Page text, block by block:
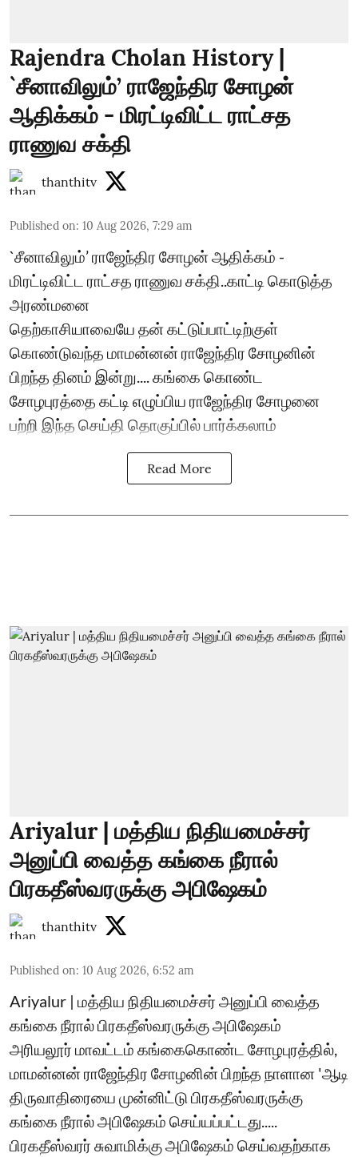
Rajendra Cholan History |
`சீனாவிலும்’ ராஜேந்திர சோழன்
ஆதிக்கம் - மிரட்டிவிட்ட ராட்சத
ராணுவ சக்தி
thanthitv
Published on: 10 Aug 2026, 7:29 am
`சீனாவிலும்’ ராஜேந்திர சோழன் ஆதிக்கம் -
மிரட்டிவிட்ட ராட்சத ராணுவ சக்தி..காட்டி கொடுத்த
அரண்மனை
தெற்காசியாவையே தன் கட்டுப்பாட்டிற்குள்
கொண்டுவந்த மாமன்னன் ராஜேந்திர சோழனின்
பிறந்த தினம் இன்று.... கங்கை கொண்ட
சோழபுரத்தை கட்டி எழுப்பிய ராஜேந்திர சோழனை
பற்றி இந்த செய்தி தொகுப்பில் பார்க்கலாம்
Read More
Ariyalur | மத்திய நிதியமைச்சர்
அனுப்பி வைத்த கங்கை நீரால்
பிரகதீஸ்வரருக்கு அபிஷேகம்
thanthitv
Published on: 10 Aug 2026, 6:52 am
Ariyalur | மத்திய நிதியமைச்சர் அனுப்பி வைத்த
கங்கை நீரால் பிரகதீஸ்வரருக்கு அபிஷேகம்
அரியலூர் மாவட்டம் கங்கைகொண்ட சோழபுரத்தில்,
மாமன்னன் ராஜேந்திர சோழனின் பிறந்த நாளான 'ஆடி
திருவாதிரையை முன்னிட்டு பிரகதீஸ்வரருக்கு
கங்கை நீரால் அபிஷேகம் செய்யப்பட்டது.....
பிரகதீஸ்வரர் சுவாமிக்கு அபிஷேகம் செய்வதற்காக